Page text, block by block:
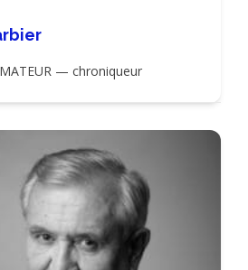
— chroniqueur